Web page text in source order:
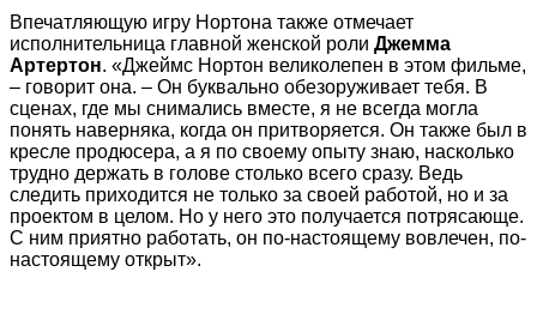
Впечатляющую игру Нортона также отмечает
исполнительница главной женской роли Джемма
Артертон. «Джеймс Нортон великолепен в этом фильме,
– говорит она. – Он буквально обезоруживает тебя. В
сценах, где мы снимались вместе, я не всегда могла
понять наверняка, когда он притворяется. Он также был в
кресле продюсера, а я по своему опыту знаю, насколько
трудно держать в голове столько всего сразу. Ведь
следить приходится не только за своей работой, но и за
проектом в целом. Но у него это получается потрясающе.
С ним приятно работать, он по-настоящему вовлечен, по-
настоящему открыт».